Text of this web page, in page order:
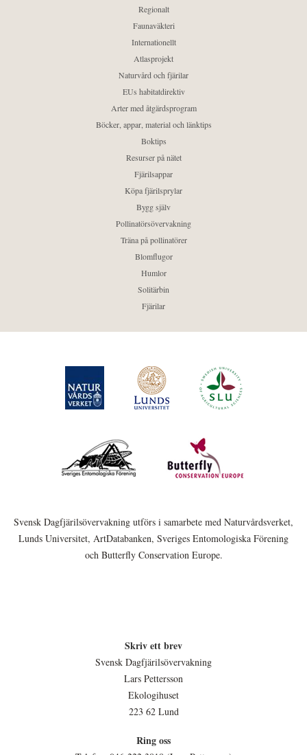
Regionalt
Faunaväkteri
Internationellt
Atlasprojekt
Naturvård och fjärilar
EUs habitatdirektiv
Arter med åtgärdsprogram
Böcker, appar, material och länktips
Boktips
Resurser på nätet
Fjärilsappar
Köpa fjärilsprylar
Bygg själv
Pollinatörsövervakning
Träna på pollinatörer
Blomflugor
Humlor
Solitärbin
Fjärilar
Svensk Dagfjärilsövervakning utförs i samarbete med Naturvårdsverket,
Lunds Universitet, ArtDatabanken, Sveriges Entomologiska Förening
och Butterfly Conservation Europe.
Skriv ett brev
Svensk Dagfjärilsövervakning
Lars Pettersson
Ekologihuset
223 62 Lund
Ring oss